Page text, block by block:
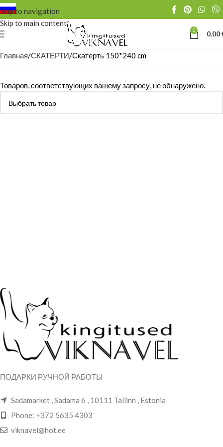
Skip to navigation
Skip to main content
0 0,00
Главная СКАТЕРТИ Скатерть 150*240 cm
Товаров, соответствующих вашему запросу, не обнаружено.
ПОДАРКИ РУЧНОЙ РАБОТЫ
Sadamarket , Sadama 6 , 10111 Tallinn , Estonia
Phone: +372 5635 4303
viknavel@hot.ee